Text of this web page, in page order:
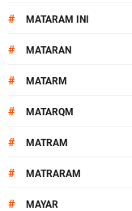
# MATARAM INI
# MATARAN
# MATARM
# MATARQM
# MATRAM
# MATRARAM
# MAYAR